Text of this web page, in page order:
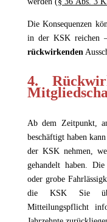
Die Konsequenzen
in der KSK reichen
rückwirkenden
4.
Ab dem Zeitpunkt,
beschäftigt haben
der KSK nehmen,
gehandelt haben.
oder grobe
die KSK Sie
Mitteilungspflicht